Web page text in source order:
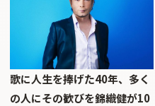
歌に人生を捧げた40年、多く
の人にその歓びを錦織健が10